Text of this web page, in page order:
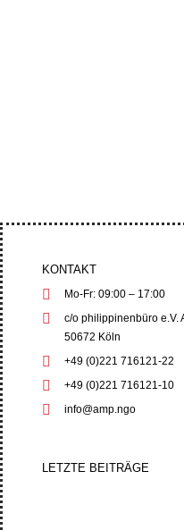
KONTAKT
Mo-Fr: 09:00 – 17:00
c/o philippinenbüro e.V.
50672 Köln
+49 (0)221 716121-22
+49 (0)221 716121-10
info@amp.ngo
LETZTE BEITRÄGE